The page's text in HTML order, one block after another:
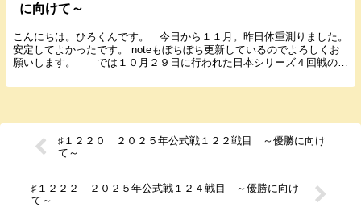
に向けて～
こんにちは。ひろくんです。 今日から１１月。昨日体重測りました。
安定してよかったです。 noteもぼちぼち更新しているのでよろしくお
願いします。 では１０月２９日に行われた日本シリーズ４回戦の結
♯１２２０ ２０２５年公式戦１２２戦目 ～優勝に向け
て～
♯１２２２ ２０２５年公式戦１２４戦目 ～優勝に向け
て～